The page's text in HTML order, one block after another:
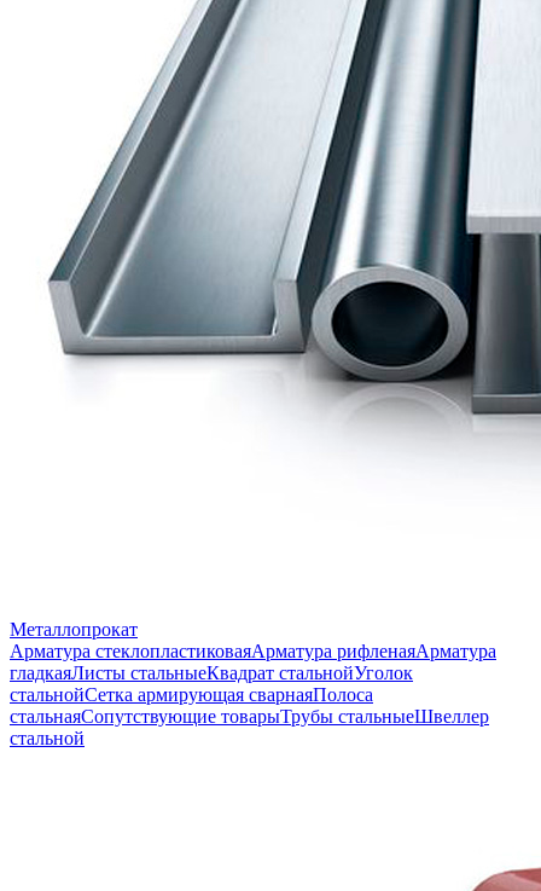
Металлопрокат
Арматура стеклопластиковаяАрматура рифленаяАрматура
гладкаяЛисты стальныеКвадрат стальнойУголок
стальнойСетка армирующая сварнаяПолоса
стальнаяСопутствующие товарыТрубы стальныеШвеллер
стальной